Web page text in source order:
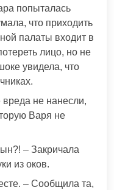
попыталась
что приходить
палаты входит в
лицо, но не
увидела, что
не нанесли,
Варя не
– Закричала
из оков.
– Сообщила та,